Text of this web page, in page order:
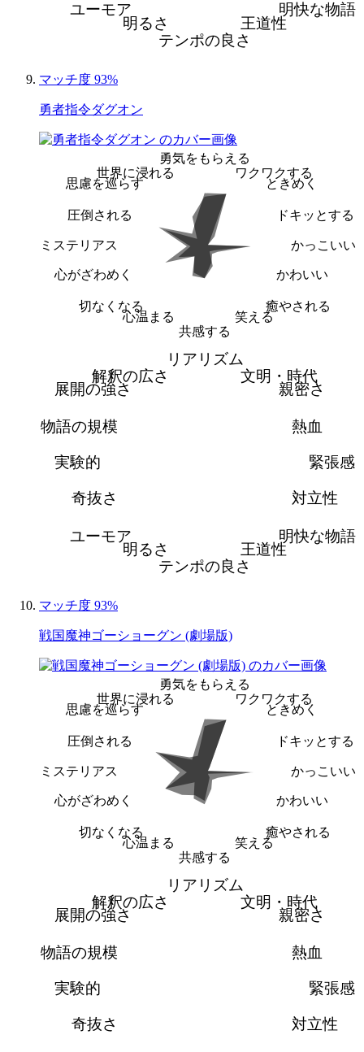
明快な物語
王道性
テンポの良さ
明るさ
ユーモア
マッチ度 93%
勇者指令ダグオン
勇気をもらえる
ワクワクする
ときめく
ドキッとする
かっこいい
かわいい
癒やされる
笑える
共感する
心温まる
切なくなる
心がざわめく
ミステリアス
圧倒される
思慮を巡らす
世界に浸れる
リアリズム
文明・時代
親密さ
熱血
緊張感
対立性
明快な物語
王道性
テンポの良さ
明るさ
ユーモア
奇抜さ
実験的
物語の規模
展開の強さ
解釈の広さ
マッチ度 93%
戦国魔神ゴーショーグン (劇場版)
勇気をもらえる
ワクワクする
ときめく
ドキッとする
かっこいい
かわいい
癒やされる
笑える
共感する
心温まる
切なくなる
心がざわめく
ミステリアス
圧倒される
思慮を巡らす
世界に浸れる
リアリズム
文明・時代
親密さ
熱血
緊張感
対立性
奇抜さ
実験的
物語の規模
展開の強さ
解釈の広さ